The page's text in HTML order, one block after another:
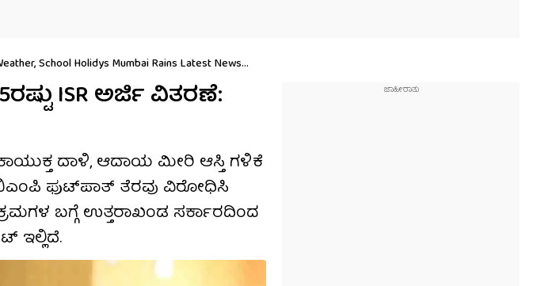
School Holidys Mumbai Rains Latest News
ISR ಅರ್ಜಿ ವಿತರಣೆ:
ದಾಳಿ, ಆದಾಯ ಮೀರಿ ಆಸ್ತಿ ಗಳಿಕೆ
ಫುಟ್‌ಪಾತ್ ತೆರವು ವಿರೋಧಿಸಿ
ಬಗ್ಗೆ ಉತ್ತರಾಖಂಡ ಸರ್ಕಾರದಿಂದ
ಇಲ್ಲಿದೆ.